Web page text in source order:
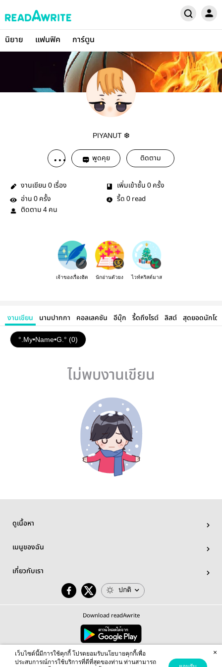
นิยาย แฟนฟิค การ์ตูน
PIYANUT ❆
พูดคุย ติดตาม
งานเขียน 0 เรื่อง เพิ่มเข้าชั้น 0 ครั้ง
อ่าน 0 ครั้ง รี้ด 0 read
ติดตาม 4 คน
เจ้าของเรื่องฮิต นักอ่านตัวยง ไวท์คริสต์มาส
งานเขียน นามปากกา คอลเลคชัน อีบุ๊ก รี้ดถึงไรต์ ลิสต์ สุดยอดนักโด
°.My•Name•G.° (0)
ไม่พบงานเขียน
ดูเนื้อหา
เมนูของฉัน
เกี่ยวกับเรา
ปกติ
Download readAwrite
© 2026 readAwrite.com by MEB Corporation Public Company Limited
This site is protected by reCAPTCHA and the Google Privacy Policy Terms of Serviceapply.
เว็บไซต์นี้มีการใช้คุกกี้ โปรดยอมรับนโยบายคุกกี้เพื่อ
ประสบการณ์การใช้บริการที่ดีที่สุดของท่าน ท่านสามารถ
×